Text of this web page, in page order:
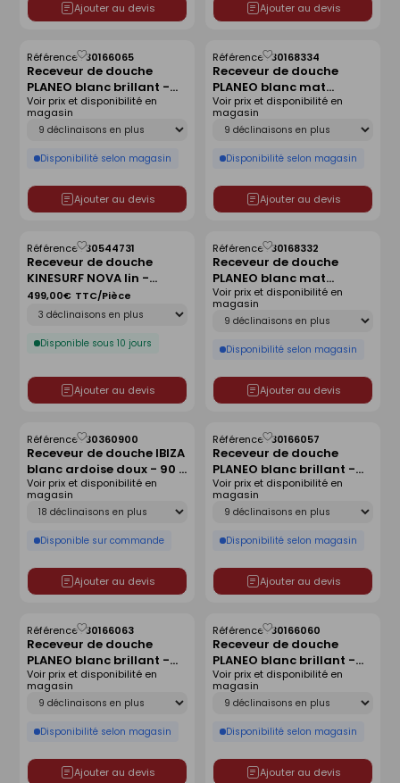
Ajouter au devis Ajouter au devis
Receveur de douche
PLANEO blanc brillant -
180 x 90 cm
Référence :30166065
Déclinaison
Disponibilité selon magasin
Voir prix et disponibilité en
magasin
Ajouter au devis
Enregistrer
comme
liste
Receveur de douche
PLANEO blanc mat
antidérapant - 160 x 80
cm
Référence :30168334
Déclinaison
Disponibilité selon magasin
Voir prix et disponibilité en
magasin
Ajouter au devis
Enregistrer
comme
liste
Receveur de douche
KINESURF NOVA lin -
140x90 cm
Référence :30544731
Disponible sous 10 jours
499,00€ TTC/Pièce
Ajouter au devis
Enregistrer
comme
liste
Receveur de douche
PLANEO blanc mat
antidérapant - 140 x 80
cm
Référence :30168332
Déclinaison
Disponibilité selon magasin
Voir prix et disponibilité en
magasin
Ajouter au devis
Enregistrer
comme
liste
Receveur de douche IBIZA
blanc ardoise doux - 90 x
120 cm
Référence :30360900
Déclinaison
Disponible sur commande
Voir prix et disponibilité en
magasin
Ajouter au devis
Enregistrer
comme
liste
Receveur de douche
PLANEO blanc brillant -
90 x 90 cm
Référence :30166057
Déclinaison
Disponibilité selon magasin
Voir prix et disponibilité en
magasin
Ajouter au devis
Enregistrer
comme
liste
Receveur de douche
PLANEO blanc brillant -
160 x 90 cm
Référence :30166063
Déclinaison
Disponibilité selon magasin
Voir prix et disponibilité en
magasin
Ajouter au devis
Enregistrer
comme
liste
Receveur de douche
PLANEO blanc brillant -
140 x 80 cm
Référence :30166060
Déclinaison
Disponibilité selon magasin
Voir prix et disponibilité en
magasin
Ajouter au devis
Enregistrer
comme
liste